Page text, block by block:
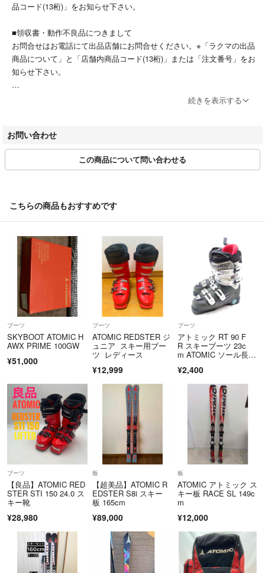
品コード(13桁)」をお知らせ下さい。
■領収書・動作不良品につきまして
お問合せはお電話にて出品店舗にお問合せください。※「ラクマの出品
商品について」と「店舗内商品コード(13桁)」または「注文番号」をお
知らせ下さい。
店舗毎の詳細のお電話番号等は下記のWEBサイトよりご確認お願い致
■お取引について
当店はラクマの規約に則り営業させて頂いております。
ります。
費用が発生致しますのでご了承ください。
■ネットストア本部の営業について
営業時間：10:00～16:00
営業日：月～金曜 (土日・祝日・GW・夏季休業・年末年始を除く)
【2026年8月13日(木)～2026年8月16日(日)は休業させていただきま
す。】
※営業時間外の質問やお問合せには、翌営業日以降にご連絡致します。
▼特商法https://fril.jp/ts/official/law/okm/
▼返品特約
https://fril.jp/ts/official/law/okm/#return_policy
----------------------------------------------------
・販売場の名称および所在地 株式会社オカモト リユース事業統
括本部
北海道札幌市東区北37条東25丁目1
番20号
・販売管理者の氏名 小板橋 雄貴
・酒類販売管理研修受講年月日 2026年6月23日
・次回研修の受講期限 2029年6月22日
・研修実施団体名 札幌北小売酒販組合
----------------------------------------------------
続きを表示する
お問い合わせ
この商品について問い合わせる
こちらの商品もおすすめです
ブーツ
SKYBOOT ATOMIC H
AWX PRIME 100GW
¥51,000
ブーツ
ATOMIC REDSTER ジ
ュニア スキー用ブー
ツ レディース
¥12,999
ブーツ
アトミック RT 90 F
R スキーブーツ 23c
m ATOMIC ソール長17
¥2,400
ブーツ
【良品】ATOMIC RED
STER STI 150 24.0 ス
キー靴
¥28,980
板
【超美品】ATOMIC R
EDSTER S8i スキー
板 165cm
¥89,000
板
ATOMIC アトミック ス
キー板 RACE SL 149c
m
¥12,000